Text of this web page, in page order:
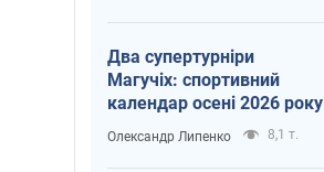
Два супертурніри
Магучіх: спортивний
календар осені 2026 року
Олександр Липенко 8,1 т.